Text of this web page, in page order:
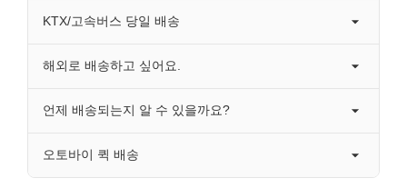
KTX/고속버스 당일 배송
해외로 배송하고 싶어요.
언제 배송되는지 알 수 있을까요?
오토바이 퀵 배송